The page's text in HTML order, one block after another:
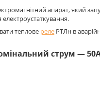
апарат, який
теплове реле РТЛн в
струм —